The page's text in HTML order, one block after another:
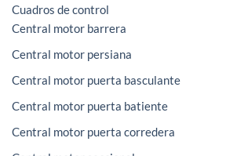
Cuadros de control
Central motor barrera
Central motor persiana
Central motor puerta basculante
Central motor puerta batiente
Central motor puerta corredera